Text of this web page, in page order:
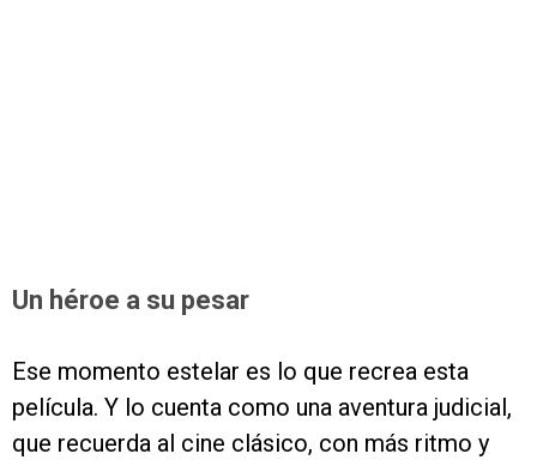
Un héroe a su pesar
Ese momento estelar es lo que recrea esta
película. Y lo cuenta como una aventura judicial,
que recuerda al cine clásico, con más ritmo y